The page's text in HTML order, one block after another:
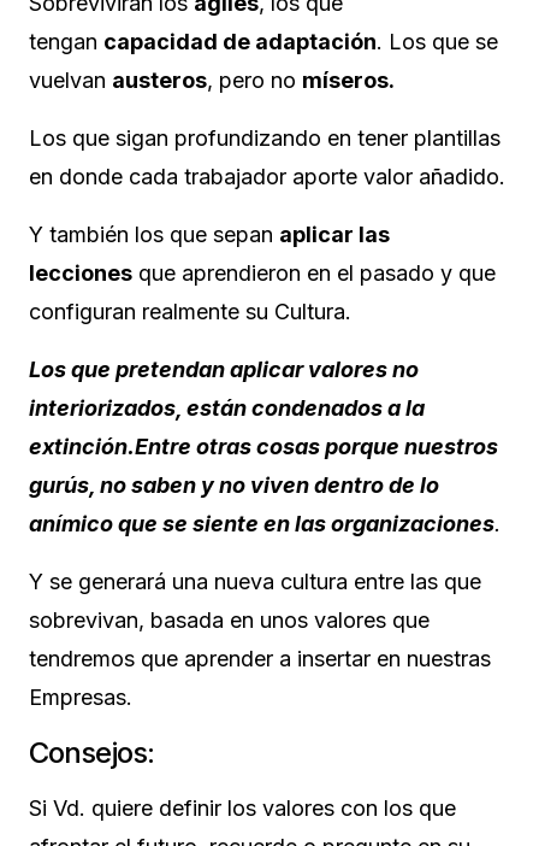
tengan capacidad de adaptación. Los que se
vuelvan austeros, pero no míseros.
Los que sigan profundizando en tener plantillas
en donde cada trabajador aporte valor añadido.
Y también los que sepan aplicar las
lecciones que aprendieron en el pasado y que
configuran realmente su Cultura.
Los que pretendan aplicar valores no
interiorizados, están condenados a la
extinción.Entre otras cosas porque nuestros
gurús, no saben y no viven dentro de lo
anímico que se siente en las organizaciones.
Y se generará una nueva cultura entre las que
sobrevivan, basada en unos valores que
tendremos que aprender a insertar en nuestras
Empresas.
Consejos:
Si Vd. quiere definir los valores con los que